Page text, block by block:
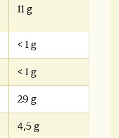
11 g
< 1 g
< 1 g
29 g
4,5 g